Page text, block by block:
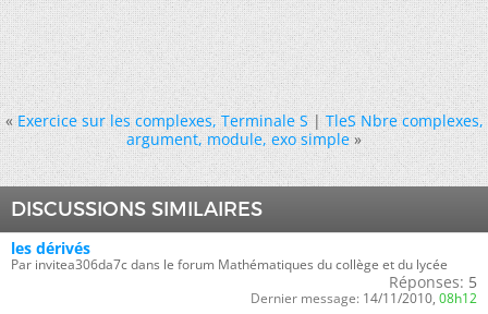
« Exercice sur les complexes, Terminale S|TleS Nbre complexes,
argument, module, exo simple »
DISCUSSIONS SIMILAIRES
les dérivés
Par invitea306da7c dans le forum Mathématiques du collège et du lycée
Réponses: 5
Dernier message: 14/11/2010, 08h12